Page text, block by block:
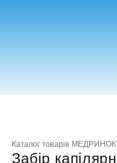
Каталог товарів МЕДРИНОК
Забір